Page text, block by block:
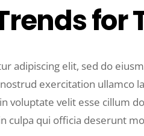
for
adipiscing elit, sed do
exercitation ullamco
voluptate velit esse cillum
culpa qui officia deserunt